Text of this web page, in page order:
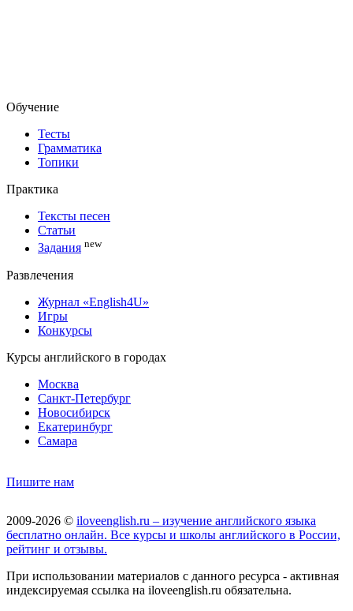
Обучение
Тесты
Грамматика
Топики
Практика
Тексты песен
Статьи
Задания new
Развлечения
Журнал «English4U»
Игры
Конкурсы
Курсы английского в городах
Москва
Санкт-Петербург
Новосибирск
Екатеринбург
Самара
Пишите нам
2009-2026 © iloveenglish.ru – изучение английского языка
бесплатно онлайн. Все курсы и школы английского в России,
рейтинг и отзывы.
При использовании материалов с данного ресурса - активная
индексируемая ссылка на iloveenglish.ru обязательна.